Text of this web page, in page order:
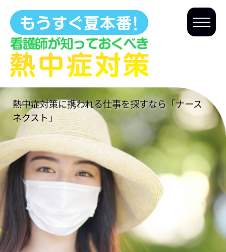
熱中症対策に携われる仕事を探すなら「ナース
ネクスト」